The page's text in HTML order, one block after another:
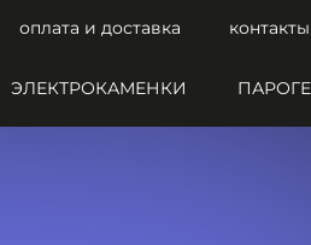
оплата и доставка контакты
ЭЛЕКТРОКАМЕНКИ